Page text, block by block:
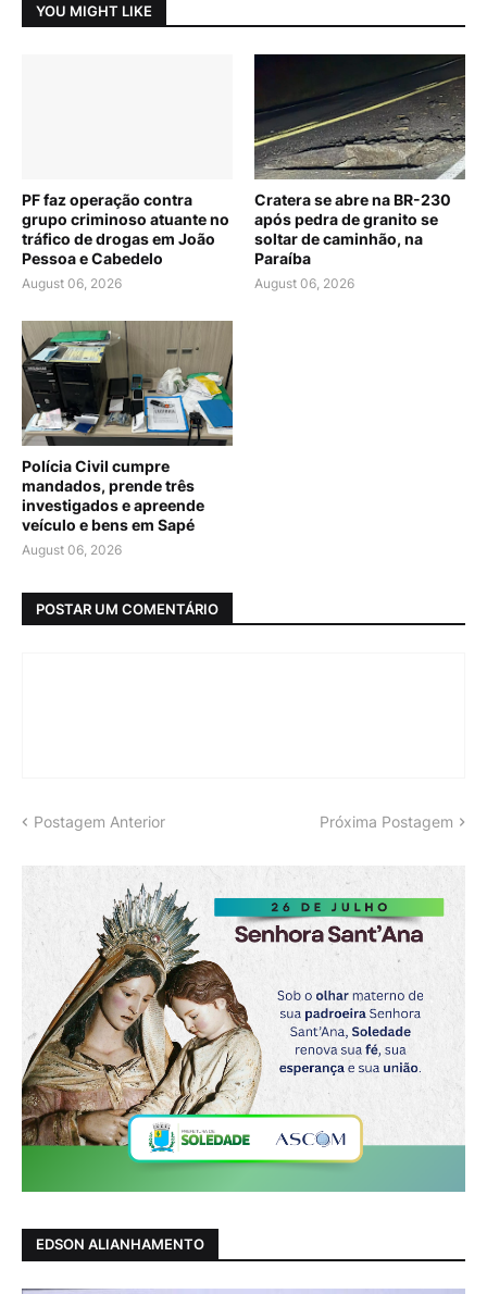
YOU MIGHT LIKE
PF faz operação contra
grupo criminoso atuante no
tráfico de drogas em João
Pessoa e Cabedelo
August 06, 2026
Cratera se abre na BR-230
após pedra de granito se
soltar de caminhão, na
Paraíba
August 06, 2026
Polícia Civil cumpre
mandados, prende três
investigados e apreende
veículo e bens em Sapé
August 06, 2026
POSTAR UM COMENTÁRIO
Postagem Anterior Próxima Postagem
EDSON ALIANHAMENTO